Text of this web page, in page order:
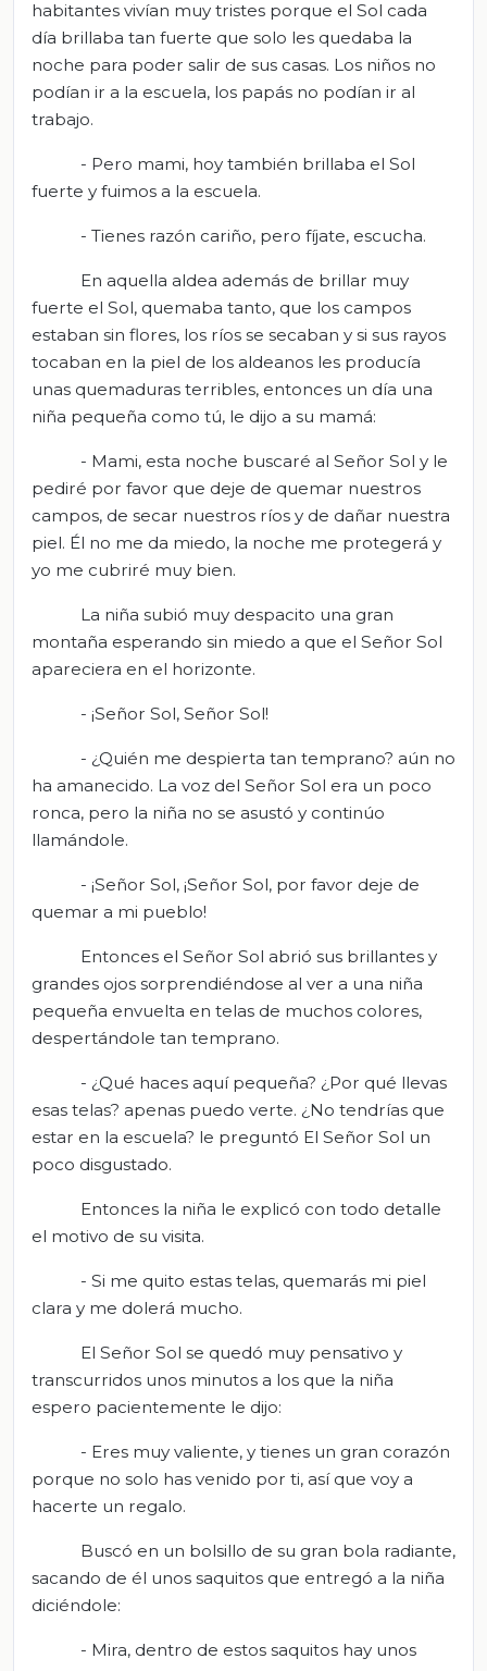
habitantes vivían muy tristes porque el Sol cada
día brillaba tan fuerte que solo les quedaba la
noche para poder salir de sus casas. Los niños no
podían ir a la escuela, los papás no podían ir al
trabajo.
- Pero mami, hoy también brillaba el Sol
fuerte y fuimos a la escuela.
- Tienes razón cariño, pero fíjate, escucha.
En aquella aldea además de brillar muy
fuerte el Sol, quemaba tanto, que los campos
estaban sin flores, los ríos se secaban y si sus rayos
tocaban en la piel de los aldeanos les producía
unas quemaduras terribles, entonces un día una
niña pequeña como tú, le dijo a su mamá:
- Mami, esta noche buscaré al Señor Sol y le
pediré por favor que deje de quemar nuestros
campos, de secar nuestros ríos y de dañar nuestra
piel. Él no me da miedo, la noche me protegerá y
yo me cubriré muy bien.
La niña subió muy despacito una gran
montaña esperando sin miedo a que el Señor Sol
apareciera en el horizonte.
- ¡Señor Sol, Señor Sol!
- ¿Quién me despierta tan temprano? aún no
ha amanecido. La voz del Señor Sol era un poco
ronca, pero la niña no se asustó y continúo
llamándole.
- ¡Señor Sol, ¡Señor Sol, por favor deje de
quemar a mi pueblo!
Entonces el Señor Sol abrió sus brillantes y
grandes ojos sorprendiéndose al ver a una niña
pequeña envuelta en telas de muchos colores,
despertándole tan temprano.
- ¿Qué haces aquí pequeña? ¿Por qué llevas
esas telas? apenas puedo verte. ¿No tendrías que
estar en la escuela? le preguntó El Señor Sol un
poco disgustado.
Entonces la niña le explicó con todo detalle
el motivo de su visita.
- Si me quito estas telas, quemarás mi piel
clara y me dolerá mucho.
El Señor Sol se quedó muy pensativo y
transcurridos unos minutos a los que la niña
espero pacientemente le dijo:
- Eres muy valiente, y tienes un gran corazón
porque no solo has venido por ti, así que voy a
hacerte un regalo.
Buscó en un bolsillo de su gran bola radiante,
sacando de él unos saquitos que entregó a la niña
diciéndole:
- Mira, dentro de estos saquitos hay unos